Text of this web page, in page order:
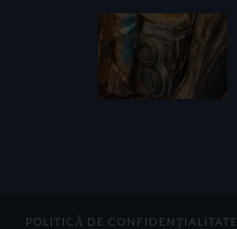
POLITICĂ DE CONFIDENȚIALITATE